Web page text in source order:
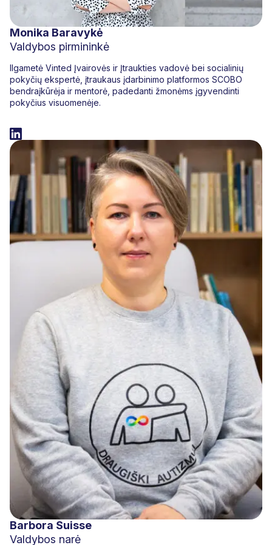
Monika Baravykė
Valdybos pirmininkė
Ilgametė Vinted Įvairovės ir Įtraukties vadovė bei socialinių
pokyčių ekspertė, įtraukaus įdarbinimo platformos SCOBO
bendraįkūrėja ir mentorė, padedanti žmonėms įgyvendinti
pokyčius visuomenėje.
Barbora Suisse
Valdybos narė